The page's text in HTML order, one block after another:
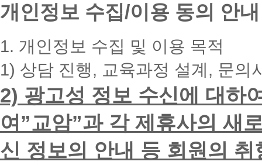
청
대
폰
입
력
시
면
빠
른
개인정보 수집/이용 동의 안내
1. 개인정보 수집 및 이용 목적
1) 상담 진행, 교육과정 설계, 문의
2) 광고성 정보 수신에 대하
여”교암”과 각 제휴사의 새
신 정보의 안내 등 회원의